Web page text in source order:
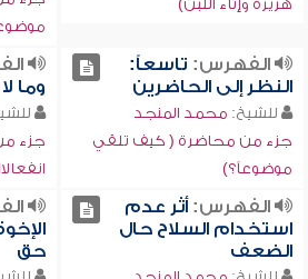
هريرة وإناء اللبن)
الفهرس: تاسعاً:
النظر إلى الحاضرين
للشيخ: محمد المنجد
جزء من محاضرة ( كيف تلقي
موضوعاً؟)
وما
جزء
الفهرس:أثر عدم
استخدام السلاح حال
الضعف
حق